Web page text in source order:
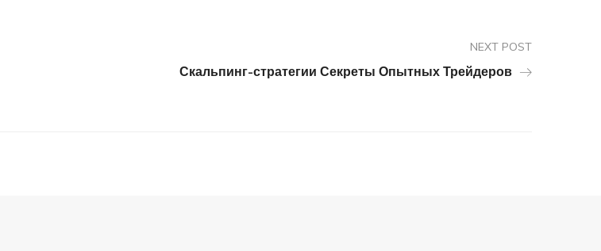
NEXT POST
Скальпинг-стратегии Секреты Опытных Трейдеров